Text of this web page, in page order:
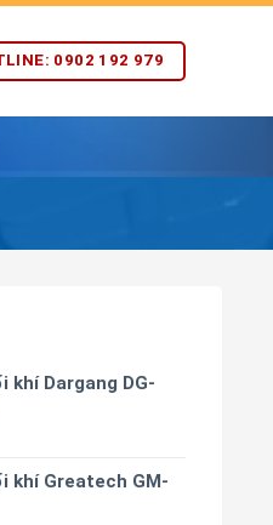
0902 192 979
khí Dargang DG-
khí Greatech GM-